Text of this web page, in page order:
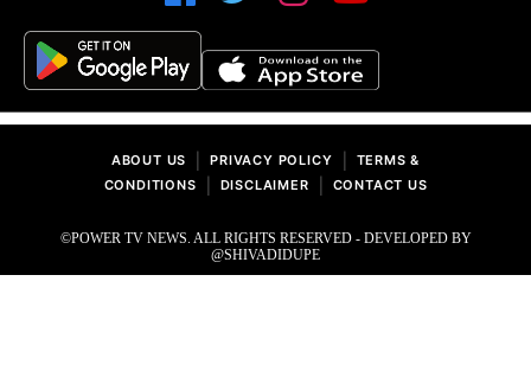
ABOUT US PRIVACY POLICY
TERMS &
CONDITIONS
DISCLAIMER CONTACT US
©POWER TV NEWS. ALL RIGHTS RESERVED - DEVELOPED BY
@SHIVADIDUPE